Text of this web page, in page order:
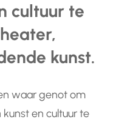
cultuur te
kunst.
waar genot om
en cultuur te